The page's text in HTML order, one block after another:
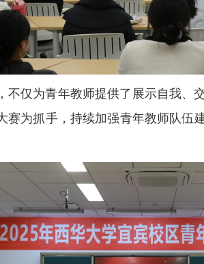
不仅为青年教师提供了展示自我
赛为抓手，持续加强青年教师队